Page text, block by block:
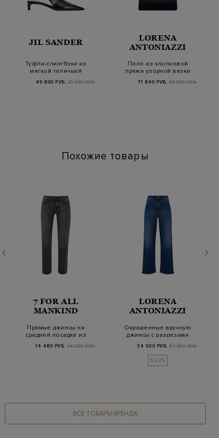
JIL SANDER
Туфли-слингбэки из
мягкой телячьей
кожи с заостренным…
49 800 РУБ. 99 600 РУБ.
LORENA
ANTONIAZZI
Поло из хлопковой
пряжи узорной вязки
с контрастной от…
71 840 РУБ. 89 800 РУБ.
Похожие товары
7 FOR ALL
MANKIND
Прямые джинсы на
средней посадке из
14 480 РУБ. 36 200 РУБ.
LORENA
ANTONIAZZI
Окрашенные вручную
джинсы с разрезами
34 500 РУБ. 57 500 РУБ.
SS25
ВСЕ ТОВАРЫ БРЕНДА